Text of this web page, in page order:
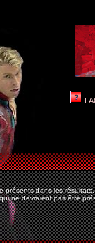
présents dans les
ne devraient pas être